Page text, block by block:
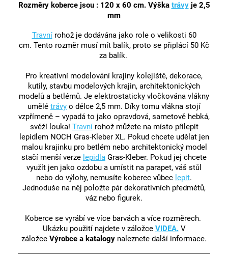
Rozměry koberce jsou : 120 x 60 cm. Výška trávy je 2,5
mm
Travní rohož je dodávána jako role o velikosti 60
cm. Tento rozměr musí mít balík, proto se připlácí 50 Kč
za balík.
Pro kreativní modelování krajiny kolejiště, dekorace,
kutily, stavbu modelových krajin, architektonických
modelů a betlémů. Je elektrostaticky vločkována vlákny
umělé trávy o délce 2,5 mm. Díky tomu vlákna stojí
vzpřímeně – vypadá to jako opravdová, sametově hebká,
svěží louka! Travní rohož můžete na místo přilepit
lepidlem NOCH Gras-Kleber XL. Pokud chcete udělat jen
malou krajinku pro betlém nebo architektonický model
stačí menší verze lepidla Gras-Kleber. Pokud jej chcete
využít jen jako ozdobu a umístit na parapet, váš stůl
nebo do výlohy, nemusíte koberec vůbec lepit.
Jednoduše na něj položte pár dekorativních předmětů,
váz nebo figurek.
Koberce se vyrábí ve více barvách a více rozměrech.
Ukázku použití najdete v záložce VIDEA. V
záložce Výrobce a katalogy naleznete další informace.